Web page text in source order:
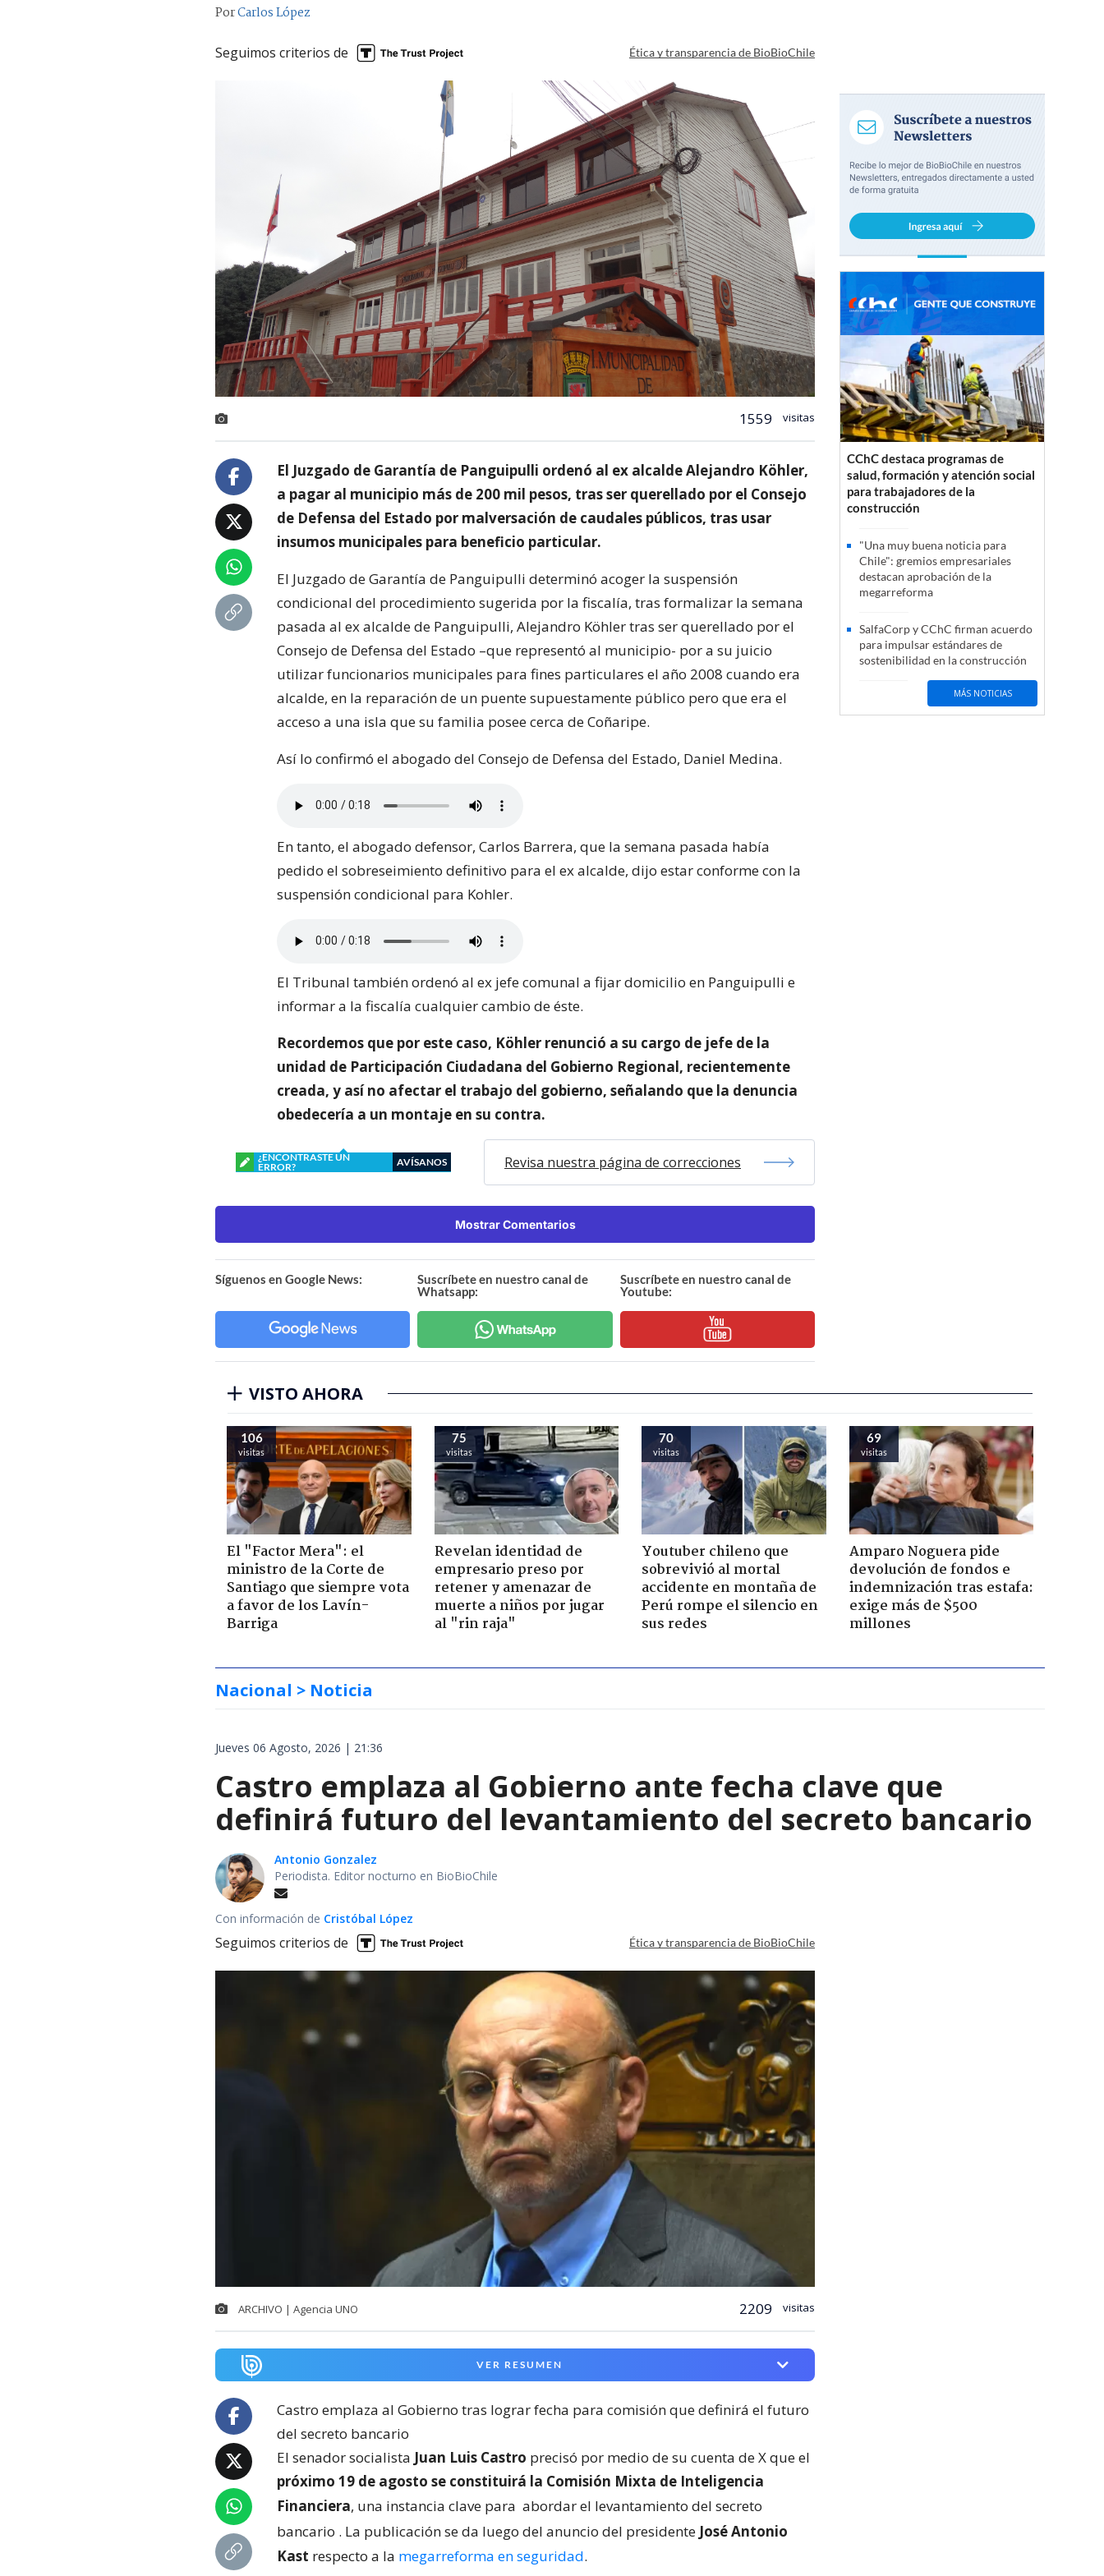
PorCarlos López
Seguimos criterios de Ética y transparencia de BioBioChile
1559 visitas
El Juzgado de Garantía de Panguipulli ordenó al ex alcalde Alejandro Köhler,
a pagar al municipio más de 200 mil pesos, tras ser querellado por el Consejo
de Defensa del Estado por malversación de caudales públicos, tras usar
insumos municipales para beneficio particular.
El Juzgado de Garantía de Panguipulli determinó acoger la suspensión
condicional del procedimiento sugerida por la fiscalía, tras formalizar la semana
pasada al ex alcalde de Panguipulli, Alejandro Köhler tras ser querellado por el
Consejo de Defensa del Estado –que representó al municipio- por a su juicio
utilizar funcionarios municipales para fines particulares el año 2008 cuando era
alcalde, en la reparación de un puente supuestamente público pero que era el
acceso a una isla que su familia posee cerca de Coñaripe.
Así lo confirmó el abogado del Consejo de Defensa del Estado, Daniel Medina.
En tanto, el abogado defensor, Carlos Barrera, que la semana pasada había
pedido el sobreseimiento definitivo para el ex alcalde, dijo estar conforme con la
suspensión condicional para Kohler.
El Tribunal también ordenó al ex jefe comunal a fijar domicilio en Panguipulli e
informar a la fiscalía cualquier cambio de éste.
Recordemos que por este caso, Köhler renunció a su cargo de jefe de la
unidad de Participación Ciudadana del Gobierno Regional, recientemente
creada, y así no afectar el trabajo del gobierno, señalando que la denuncia
obedecería a un montaje en su contra.
¿ENCONTRASTE UN
ERROR?
AVÍSANOS Revisa nuestra página de correcciones
Mostrar Comentarios
Síguenos en Google News:
Suscríbete en nuestro canal de
Whatsapp:
Suscríbete en nuestro canal de
Youtube:
CChC destaca programas de
salud, formación y atención social
para trabajadores de la
construcción
"Una muy buena noticia para
Chile": gremios empresariales
destacan aprobación de la
megarreforma
SalfaCorp y CChC firman acuerdo
para impulsar estándares de
sostenibilidad en la construcción
MÁS NOTICIAS
VISTO AHORA
106
visitas
El "Factor Mera": el
ministro de la Corte de
Santiago que siempre vota
a favor de los Lavín-
Barriga
75
visitas
Revelan identidad de
empresario preso por
retener y amenazar de
muerte a niños por jugar
al "rin raja"
70
visitas
Youtuber chileno que
sobrevivió al mortal
accidente en montaña de
Perú rompe el silencio en
sus redes
69
visitas
Amparo Noguera pide
devolución de fondos e
indemnización tras estafa:
exige más de $500
millones
Nacional > Noticia
Jueves 06 Agosto, 2026 | 21:36
Castro emplaza al Gobierno ante fecha clave que
definirá futuro del levantamiento del secreto bancario
Antonio Gonzalez
Periodista. Editor nocturno en BioBioChile
Con información de Cristóbal López
Seguimos criterios de Ética y transparencia de BioBioChile
ARCHIVO | Agencia UNO 2209 visitas
VER RESUMEN
Castro emplaza al Gobierno tras lograr fecha para comisión que definirá el futuro
del secreto bancario
El senador socialista Juan Luis Castro precisó por medio de su cuenta de X que el
próximo 19 de agosto se constituirá la Comisión Mixta de Inteligencia
Financiera, una instancia clave para abordar el levantamiento del secreto
bancario . La publicación se da luego del anuncio del presidente José Antonio
Kast respecto a la megarreforma en seguridad.